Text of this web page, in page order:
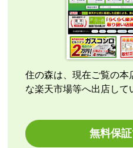
こちらの都合で、最短で
施工業者への連絡の都合
ただきましたが、連絡も
だくことができました。
kazumorimoriさん
欲しい商品をスムーズに注文
住の森は、現在ご覧の
な楽天市場等へ出店して
無料保証